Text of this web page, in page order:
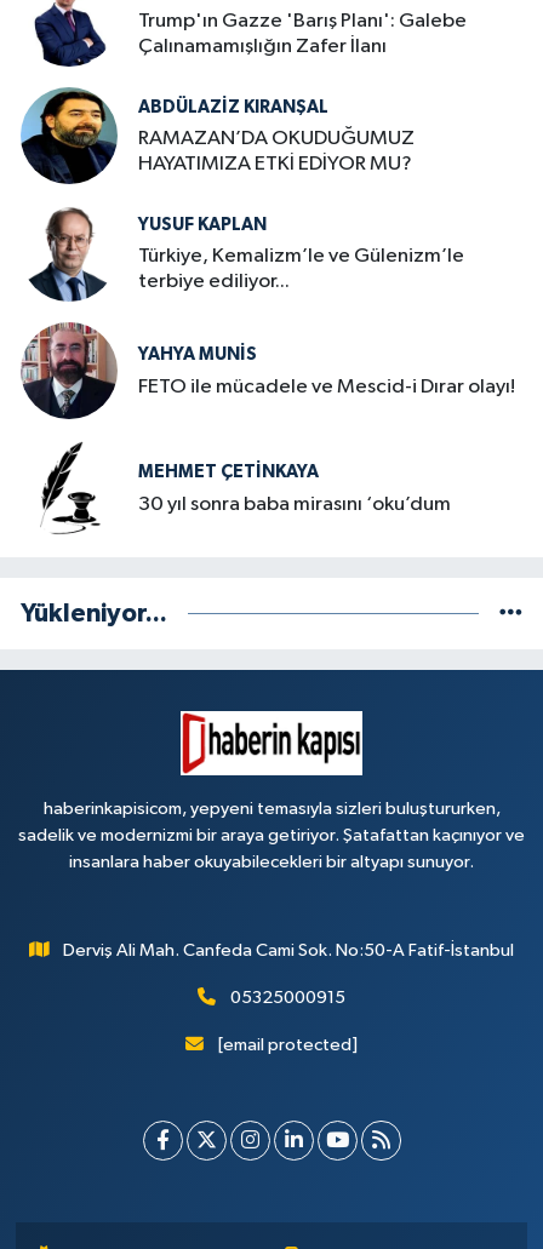
Trump'ın Gazze 'Barış Planı': Galebe
Çalınamamışlığın Zafer İlanı
ABDÜLAZIZ KIRANŞAL
RAMAZAN’DA OKUDUĞUMUZ
HAYATIMIZA ETKİ EDİYOR MU?
YUSUF KAPLAN
Türkiye, Kemalizm’le ve Gülenizm’le
terbiye ediliyor...
YAHYA MUNIS
FETO ile mücadele ve Mescid-i Dırar olayı!
MEHMET ÇETINKAYA
30 yıl sonra baba mirasını ‘oku’dum
Yükleniyor...
haberinkapisicom, yepyeni temasıyla sizleri buluştururken,
sadelik ve modernizmi bir araya getiriyor. Şatafattan kaçınıyor ve
insanlara haber okuyabilecekleri bir altyapı sunuyor.
Derviş Ali Mah. Canfeda Cami Sok. No:50-A Fatif-İstanbul
05325000915
[email protected]